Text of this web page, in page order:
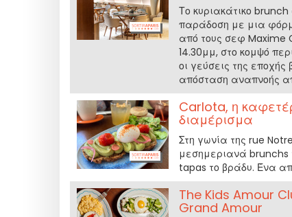
Το κυριακάτικο
παράδοση με μια
από τους σεφ Maxime
14.30μμ, στο κομψό
οι γεύσεις της
απόσταση αναπνοής
Carlota, η
διαμέρισμα
Στη γωνία της rue
μεσημεριανά brunchs
tapas το βράδυ. Ένα
The Kids Amour
Grand Amour